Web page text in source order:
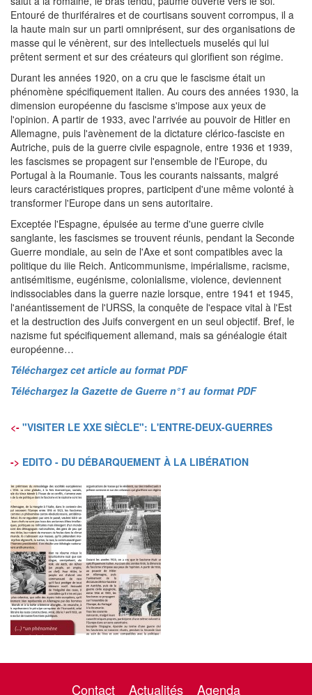
Entouré de thuriféraires et de courtisans souvent corrompus, il a
la haute main sur un parti omniprésent, sur des organisations de
masse qui le vénèrent, sur des intellectuels muselés qui lui
prêtent serment et sur des créateurs qui glorifient son régime.
Durant les années 1920, on a cru que le fascisme était un
phénomène spécifiquement italien. Au cours des années 1930, la
dimension européenne du fascisme s'impose aux yeux de
l'opinion. A partir de 1933, avec l'arrivée au pouvoir de Hitler en
Allemagne, puis l'avènement de la dictature clérico-fasciste en
Autriche, puis de la guerre civile espagnole, entre 1936 et 1939,
les fascismes se propagent sur l'ensemble de l'Europe, du
Portugal à la Roumanie. Tous les courants naissants, malgré
leurs caractéristiques propres, participent d'une même volonté à
transformer l'Europe dans un sens autoritaire.
Exceptée l'Espagne, épuisée au terme d'une guerre civile
sanglante, les fascismes se trouvent réunis, pendant la Seconde
Guerre mondiale, au sein de l'Axe et sont compatibles avec la
politique du iiie Reich. Anticommunisme, impérialisme, racisme,
antisémitisme, eugénisme, colonialisme, violence, deviennent
indissociables dans la guerre nazie lorsque, entre 1941 et 1945,
l'anéantissement de l'URSS, la conquête de l'espace vital à l'Est
et la destruction des Juifs convergent en un seul objectif. Bref, le
nazisme fut spécifiquement allemand, mais sa généalogie était
européenne…
Téléchargez cet article au format PDF
Téléchargez la Gazette de Guerre n°1 au format PDF
<- "VISITER LE XXE SIÈCLE": L'ENTRE-DEUX-GUERRES
-> EDITO - DU DÉBARQUEMENT À LA LIBÉRATION
Contact Actualités Agenda